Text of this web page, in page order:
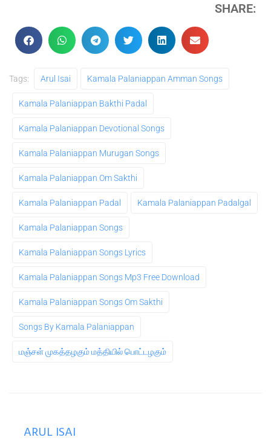
SHARE:
Tags: Arul Isai Kamala Palaniappan Amman Songs
Kamala Palaniappan Bakthi Padal
Kamala Palaniappan Devotional Songs
Kamala Palaniappan Murugan Songs
Kamala Palaniappan Om Sakthi
Kamala Palaniappan Padal Kamala Palaniappan Padalgal
Kamala Palaniappan Songs
Kamala Palaniappan Songs Lyrics
Kamala Palaniappan Songs Mp3 Free Download
Kamala Palaniappan Songs Om Sakthi
Songs By Kamala Palaniappan
மஞ்சள் முகத்தழகும் மத்தியில் பொட்டழகும்
ARUL ISAI